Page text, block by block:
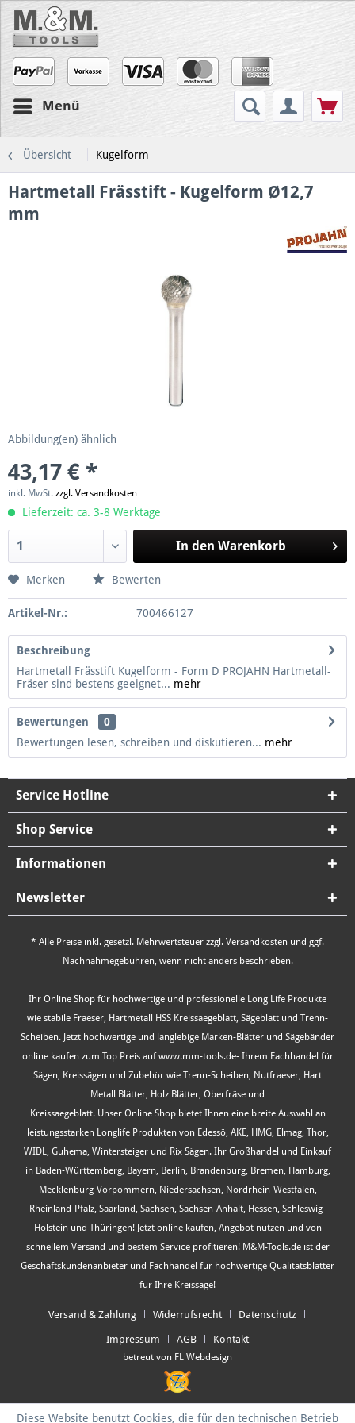
Menü
Übersicht Kugelform
Hartmetall Frässtift - Kugelform Ø12,7
mm
Abbildung(en) ähnlich
43,17 € *
inkl. MwSt. zzgl. Versandkosten
Lieferzeit: ca. 3-8 Werktage
In den Warenkorb
Merken Bewerten
Artikel-Nr.: 700466127
Beschreibung
Hartmetall Frässtift Kugelform - Form D PROJAHN Hartmetall-
Fräser sind bestens geeignet... mehr
Bewertungen
0
Bewertungen lesen, schreiben und diskutieren... mehr
Service Hotline
Shop Service
Informationen
Newsletter
* Alle Preise inkl. gesetzl. Mehrwertsteuer zzgl. Versandkosten und ggf.
Nachnahmegebühren, wenn nicht anders beschrieben.
Ihr Online Shop für hochwertige und professionelle Long Life Produkte
wie stabile Fraeser, Hartmetall HSS Kreissaegeblatt, Sägeblatt und Trenn-
Scheiben. Jetzt hochwertige und langlebige Marken-Blätter und Sägebänder
online kaufen zum Top Preis auf www.mm-tools.de- Ihrem Fachhandel für
Sägen, Kreissägen und Zubehör wie Trenn-Scheiben, Nutfraeser, Hart
Metall Blätter, Holz Blätter, Oberfräse und
Kreissaegeblatt. Unser Online Shop bietet Ihnen eine breite Auswahl an
leistungsstarken Longlife Produkten von Edessö, AKE, HMG, Elmag, Thor,
WIDL, Guhema, Wintersteiger und Rix Sägen. Ihr Großhandel und Einkauf
in Baden-Württemberg, Bayern, Berlin, Brandenburg, Bremen, Hamburg,
Mecklenburg-Vorpommern, Niedersachsen, Nordrhein-Westfalen,
Rheinland-Pfalz, Saarland, Sachsen, Sachsen-Anhalt, Hessen, Schleswig-
Holstein und Thüringen! Jetzt online kaufen, Angebot nutzen und von
schnellem Versand und bestem Service profitieren! M&M-Tools.de ist der
Geschäftskundenanbieter und Fachhandel für hochwertige Qualitätsblätter
für Ihre Kreissäge!
Versand & Zahlung Widerrufsrecht Datenschutz
Impressum AGB Kontakt
betreut von FL Webdesign
Diese Website benutzt Cookies, die für den technischen Betrieb